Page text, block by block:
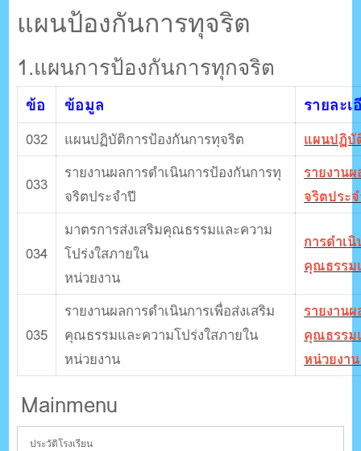
แผนป้องกันการทุจริต
1.แผนการป้องกันการทุกจริต
ข้อ ข้อมูล รายละ
032 แผนปฏิบัติการป้องกันการทุจริต แผนปฏิบั
033
รายงานผลการดําเนินการป้องกันการทุ
จริตประจําปี
รายงาน
จริตประ
034
มาตรการส่งเสริมคุณธรรมและความ
โปร่งใสภายใน
หน่วยงาน
การดำเ
คุณธรรม
035
รายงานผลการดําเนินการเพื่อส่งเสริม
คุณธรรมและความโปร่งใสภายใน
หน่วยงาน
รายงาน
คุณธรรม
หน่วยงา
Mainmenu
ประวัติโรงเรียน